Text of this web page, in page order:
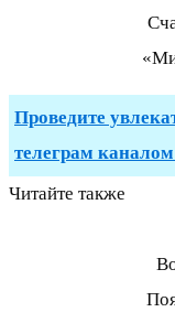
Проведите
телеграм
Читайте также